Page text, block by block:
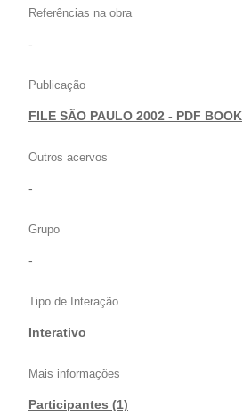
Referências na obra
-
Publicação
FILE SÃO PAULO 2002 - PDF BOOK
Outros acervos
-
Grupo
-
Tipo de Interação
Interativo
Mais informações
Participantes (1)